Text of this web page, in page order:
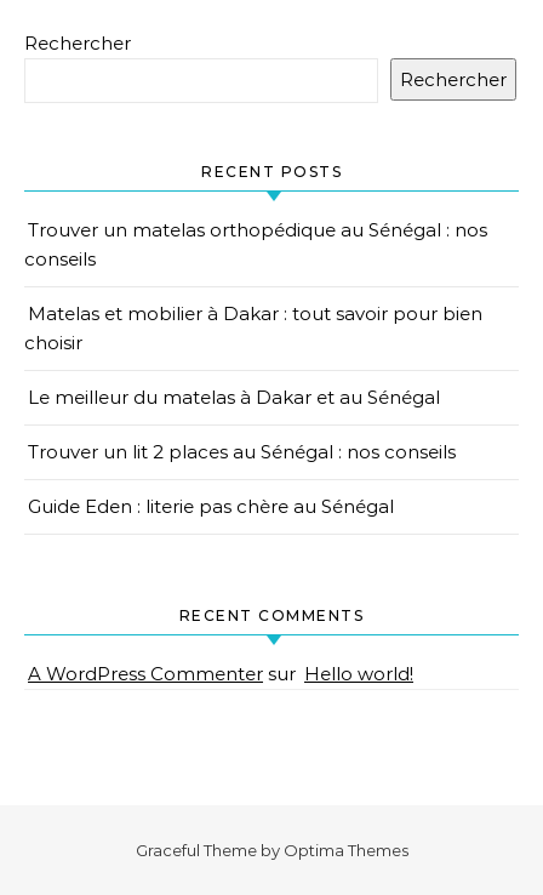
Rechercher
Rechercher
RECENT POSTS
Trouver un matelas orthopédique au Sénégal : nos
conseils
Matelas et mobilier à Dakar : tout savoir pour bien
choisir
Le meilleur du matelas à Dakar et au Sénégal
Trouver un lit 2 places au Sénégal : nos conseils
Guide Eden : literie pas chère au Sénégal
RECENT COMMENTS
A WordPress Commenter sur Hello world!
Graceful Theme by Optima Themes